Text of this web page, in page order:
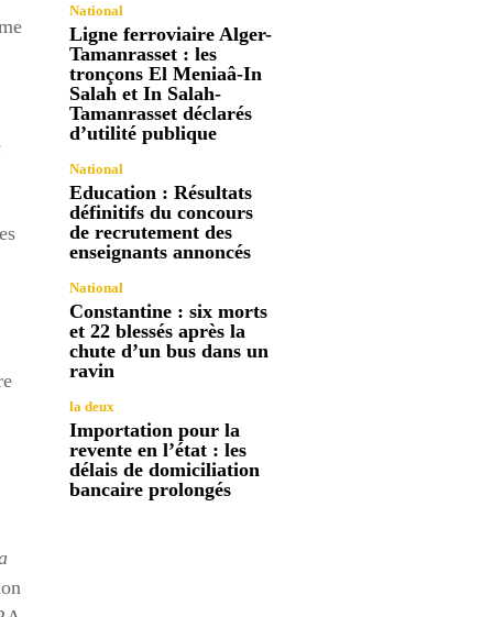
National
Ligne ferroviaire Alger-
Tamanrasset : les
tronçons El Meniaâ-In
Salah et In Salah-
Tamanrasset déclarés
d’utilité publique
National
Education : Résultats
définitifs du concours
de recrutement des
enseignants annoncés
National
Constantine : six morts
et 22 blessés après la
chute d’un bus dans un
ravin
la deux
Importation pour la
revente en l’état : les
délais de domiciliation
bancaire prolongés